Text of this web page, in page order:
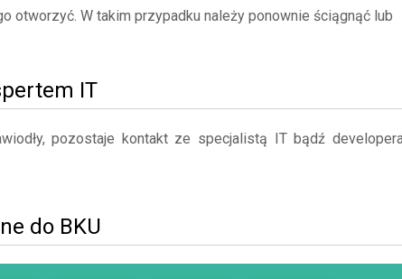
otworzyć. W takim przypadku należy ponownie ściągnąć lub
IT
pozostaje kontakt ze specjalistą IT bądź
do BKU